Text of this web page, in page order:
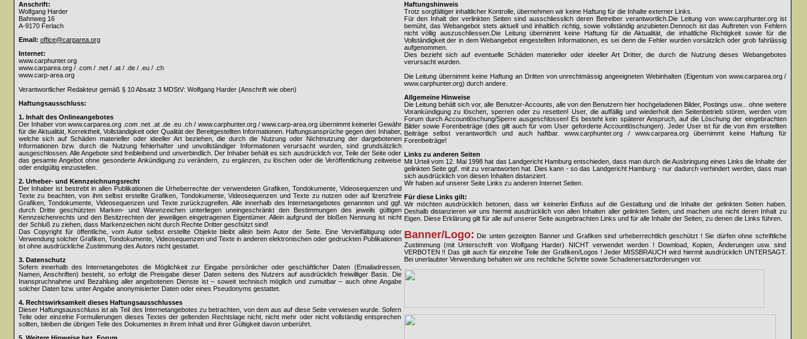
Anschrift:
Wolfgang Harder
Bahnweg 16
A-9170 Ferlach
Email: office@carparea.org
Internet:
www.carphunter.org
www.carparea.org / .com / .net / .at / .de / .eu / .ch
www.carp-area.org
Verantwortlicher Redakteur gemäß § 10 Absatz 3 MDStV: Wolfgang Harder (Anschrift wie oben)
Haftungsausschluss:
1. Inhalt des Onlineangebotes
Der Inhaber von www.carparea.org .com .net .at .de .eu .ch / www.carphunter.org / www.carp-area.org übernimmt keinerlei Gewähr
für die Aktualität, Korrektheit, Vollständigkeit oder Qualität der Bereitgestellten Informationen. Haftungsansprüche gegen den Inhaber,
welche sich auf Schäden materieller oder ideeller Art beziehen, die durch die Nutzung oder Nichtnutzung der dargebotenen
Informationen bzw. durch die Nutzung fehlerhafter und unvollständiger Informationen verursacht wurden, sind grundsätzlich
ausgeschlossen. Alle Angebote sind freibleibend und unverbindlich. Der Inhaber behält es sich ausdrücklich vor, Teile der Seite oder
das gesamte Angebot ohne gesonderte Ankündigung zu verändern, zu ergänzen, zu löschen oder die Veröffentlichung zeitweise
oder endgültig einzustellen.
2. Urheber- und Kennzeichnungsrecht
Der Inhaber ist bestrebt in allen Publikationen die Urheberrechte der verwendeten Grafiken, Tondokumente, Videosequenzen und
Texte zu beachten, von ihm selbst erstellte Grafiken, Tondokumente, Videosequenzen und Texte zu nutzen oder auf lizenzfreie
Grafiken, Tondokumente, Videosequenzen und Texte zurückzugreifen. Alle innerhalb des Internetangebotes genannten und ggf.
durch Dritte geschützten Marken- und Warenzeichen unterliegen uneingeschränkt den Bestimmungen des jeweils gültigen
Kennzeichenrechts und den Besitzrechten der jeweiligen eingetragenen Eigentümer. Allein aufgrund der bloßen Nennung ist nicht
der Schluß zu ziehen, dass Markenzeichen nicht durch Rechte Dritter geschützt sind!
Das Copyright für öffentliche, vom Autor selbst erstellte Objekte bleibt allein beim Autor der Seite. Eine Vervielfältigung oder
Verwendung solcher Grafiken, Tondokumente, Videosequenzen und Texte in anderen elektronischen oder gedruckten Publikationen
ist ohne ausdrückliche Zustimmung des Autors nicht gestattet.
3. Datenschutz
Sofern innerhalb des Internetangebotes die Möglichkeit zur Eingabe persönlicher oder geschäftlicher Daten (Emailadressen,
Namen, Anschriften) besteht, so erfolgt die Preisgabe dieser Daten seitens des Nutzers auf ausdrücklich freiwilliger Basis. Die
Inanspruchnahme und Bezahlung aller angebotenen Dienste ist – soweit technisch möglich und zumutbar – auch ohne Angabe
solcher Daten bzw. unter Angabe anonymisierter Daten oder eines Pseudonyms gestattet.
4. Rechtswirksamkeit dieses Haftungsausschlusses
Dieser Haftungsausschluss ist als Teil des Internetangebotes zu betrachten, von dem aus auf diese Seite verwiesen wurde. Sofern
Teile oder einzelne Formulierungen dieses Textes der geltenden Rechtslage nicht, nicht mehr oder nicht vollständig entsprechen
sollten, bleiben die übrigen Teile des Dokumentes in ihrem Inhalt und ihrer Gültigkeit davon unberührt.
Haftungshinweis
Trotz sorgfältiger inhaltlicher Kontrolle, übernehmen wir keine Haftung für die Inhalte externer Links.
Für den Inhalt der verlinkten Seiten sind ausschliesslich deren Betreiber verantwortlich.Die Leitung von www.carphunter.org ist
bemüht, das Webangebot stets aktuell und inhaltlich richtig, sowie vollständig anzubieten.Dennoch ist das Auftreten von Fehlern
nicht völlig auszuschliessen.Die Leitung übernimmt keine Haftung für die Aktualität, die inhaltliche Richtigkeit sowie für die
Vollständigkeit der in dem Webangebot eingestellten Informationen, es sei denn die Fehler wurden vorsätzlich oder grob fahrlässig
aufgenommen.
Dies bezieht sich auf eventuelle Schäden materieller oder ideeller Art Dritter, die durch die Nutzung dieses Webangebotes
verursacht wurden.
Die Leitung übernimmt keine Haftung an Dritten von unrechtmässig angeeigneten Webinhalten (Eigentum von www.carparea.org /
www.carphunter.org) durch andere.
Allgemeine Hinweise
Die Leitung behält sich vor, alle Benutzer-Accounts, alle von den Benutzern hier hochgeladenen Bilder, Postings usw... ohne weitere
Vorankündigung zu löschen, sperren oder zu resetten! User, die auffällig und wiederholt den Seitenbetrieb stören, werden vom
Forum durch Accountlöschung/Sperre ausgeschlossen! Es besteht kein späterer Anspruch, auf die Löschung der eingebrachten
Bilder sowie Forenbeiträge (dies gilt auch für vom User geforderte Accountlöschungen). Jeder User ist für die von ihm erstellten
Beiträge selbst verantwortlich und auch haftbar. www.carphunter.org / www.carparea.org übernimmt keine Haftung für
Forenbeiträge!
Links zu anderen Seiten
Mit Urteil vom 12. Mai 1998 hat das Landgericht Hamburg entschieden, dass man durch die Ausbringung eines Links die Inhalte der
gelinkten Seite ggf. mit zu verantworten hat. Dies kann - so das Landgericht Hamburg - nur dadurch verhindert werden, dass man
sich ausdrücklich von diesen Inhalten distanziert.
Wir haben auf unserer Seite Links zu anderen Internet Seiten.
Für diese Links gilt:
Wir möchten ausdrücklich betonen, dass wir keinerlei Einfluss auf die Gestaltung und die Inhalte der gelinkten Seiten haben.
Deshalb distanzieren wir uns hiermit ausdrücklich von allen Inhalten aller gelinkten Seiten, und machen uns nicht deren Inhalt zu
Eigen. Diese Erklärung gilt für alle auf unserer Seite ausgebrachten Links und für alle Inhalte der Seiten, zu denen die Links führen.
Banner/Logo: Die unten gezeigten Banner und Grafiken sind urheberrechtlich geschützt ! Sie dürfen ohne schriftliche
Zustimmung (mit Unterschrift von Wolfgang Harder) NICHT verwendet werden ! Download, Kopien, Änderungen usw. sind
VERBOTEN !! Das gilt auch für einzelne Teile der Grafiken/Logos ! Jeder MISSBRAUCH wird hiermit ausdrücklich UNTERSAGT.
Bei unerlaubter Verwendung behalten wir uns rechtliche Schritte sowie Schadenersatzforderungen vor.